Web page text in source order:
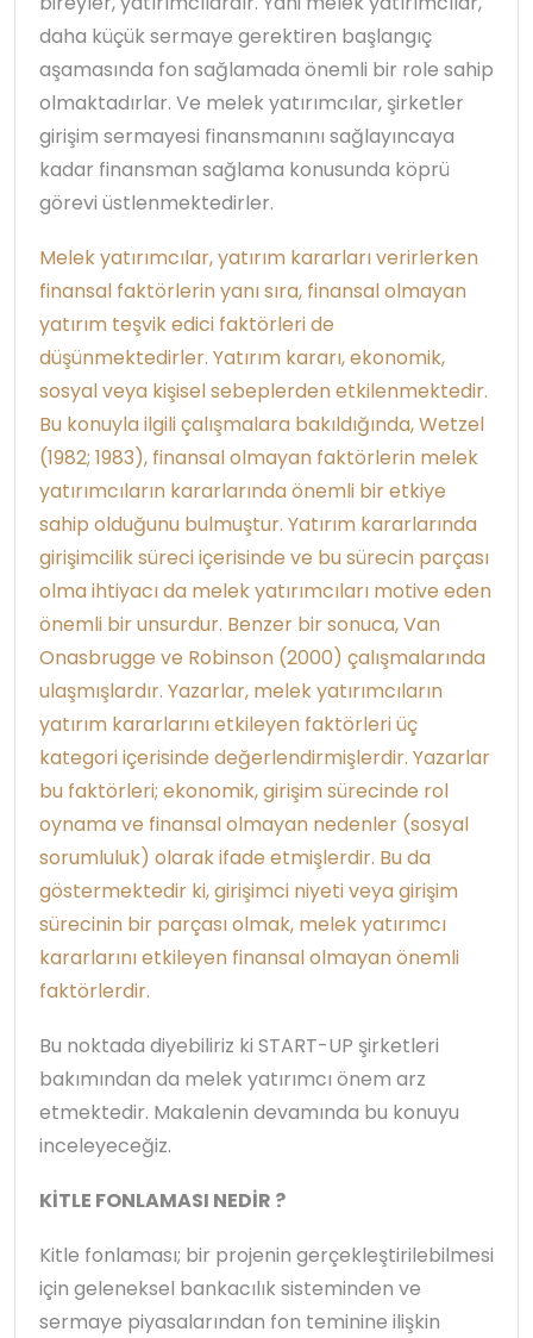
daha küçük sermaye gerektiren başlangıç
aşamasında fon sağlamada önemli bir role sahip
olmaktadırlar. Ve melek yatırımcılar, şirketler
girişim sermayesi finansmanını sağlayıncaya
kadar finansman sağlama konusunda köprü
görevi üstlenmektedirler.
Melek yatırımcılar, yatırım kararları verirlerken
finansal faktörlerin yanı sıra, finansal olmayan
yatırım teşvik edici faktörleri de
düşünmektedirler. Yatırım kararı, ekonomik,
sosyal veya kişisel sebeplerden etkilenmektedir.
Bu konuyla ilgili çalışmalara bakıldığında, Wetzel
(1982; 1983), finansal olmayan faktörlerin melek
yatırımcıların kararlarında önemli bir etkiye
sahip olduğunu bulmuştur. Yatırım kararlarında
girişimcilik süreci içerisinde ve bu sürecin parçası
olma ihtiyacı da melek yatırımcıları motive eden
önemli bir unsurdur. Benzer bir sonuca, Van
Onasbrugge ve Robinson (2000) çalışmalarında
ulaşmışlardır. Yazarlar, melek yatırımcıların
yatırım kararlarını etkileyen faktörleri üç
kategori içerisinde değerlendirmişlerdir. Yazarlar
bu faktörleri; ekonomik, girişim sürecinde rol
oynama ve finansal olmayan nedenler (sosyal
sorumluluk) olarak ifade etmişlerdir. Bu da
göstermektedir ki, girişimci niyeti veya girişim
sürecinin bir parçası olmak, melek yatırımcı
kararlarını etkileyen finansal olmayan önemli
faktörlerdir.
Bu noktada diyebiliriz ki START-UP şirketleri
bakımından da melek yatırımcı önem arz
etmektedir. Makalenin devamında bu konuyu
inceleyeceğiz.
KİTLE FONLAMASI NEDİR ?
Kitle fonlaması; bir projenin gerçekleştirilebilmesi
için geleneksel bankacılık sisteminden ve
sermaye piyasalarından fon teminine ilişkin